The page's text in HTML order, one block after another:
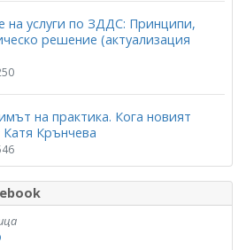
на услуги по ЗДДС: Принципи,
решение (актуализация
на практика. Кога новият
Катя Крънчева